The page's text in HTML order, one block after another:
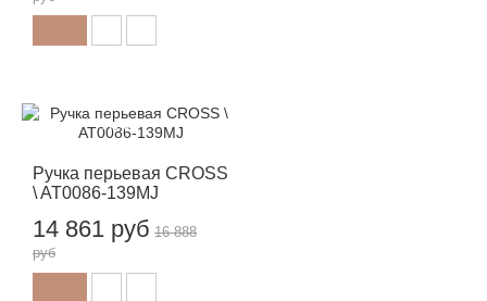
Ручка перьевая CROSS
\ AT0086-139MJ
14 861 руб
-12%
16 888
руб